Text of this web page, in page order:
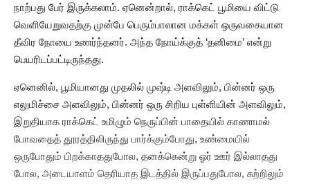
நாற்பது பேர் இருக்கலாம். ஏனென்றால், ராக்கெட் பூமியை விட்டு
வெளியேறுவதற்கு முன்பே பெரும்பாலான மக்கள் ஒருவகையான
தீவிர நோயை உணர்ந்தனர். அந்த நோய்க்குத் ‘தனிமை’ என்று
பெயரிடப்பட்டிருந்தது.
ஏனெனில், பூமியானது முதலில் முஷ்டி அளவிலும், பின்னர் ஒரு
எலுமிச்சை அளவிலும், பின்னர் ஒரு சிறிய புள்ளியின் அளவிலும்,
இறுதியாக ராக்கெட் உமிழும் நெருப்பின் பாதையில் காணாமல்
போவதைத் தூரத்திலிருந்து பார்க்கும்போது, உண்மையில்
ஒருபோதும் பிறக்காததுபோல, தனக்கென்று ஓர் ஊர் இல்லாதது
போல, அடையாளம் தெரியாத இடத்தில் இருப்பதுபோல, சுற்றிலும்